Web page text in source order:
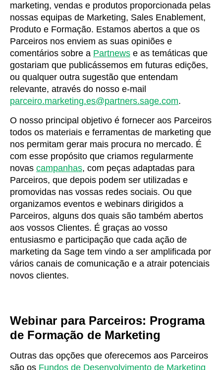
marketing, vendas e produtos proporcionada pelas
nossas equipas de Marketing, Sales Enablement,
Produto e Formação. Estamos abertos a que os
Parceiros nos enviem as suas opiniões e
comentários sobre a Partnews e as temáticas que
gostariam que publicássemos em futuras edições,
ou qualquer outra sugestão que entendam
relevante, através do nosso e-mail
parceiro.marketing.es@partners.sage.com.
O nosso principal objetivo é fornecer aos Parceiros
todos os materiais e ferramentas de marketing que
nos permitam gerar mais procura no mercado. É
com esse propósito que criamos regularmente
novas campanhas, com peças adaptadas para
Parceiros, que depois podem ser utilizadas e
promovidas nas vossas redes sociais. Ou que
organizamos eventos e webinars dirigidos a
Parceiros, alguns dos quais são também abertos
aos vossos Clientes. É graças ao vosso
entusiasmo e participação que cada ação de
marketing da Sage tem vindo a ser amplificada por
vários canais de comunicação e a atrair potenciais
novos clientes.
Webinar para Parceiros: Programa
de Formação de Marketing
Outras das opções que oferecemos aos Parceiros
são os Fundos de Desenvolvimento de Marketing